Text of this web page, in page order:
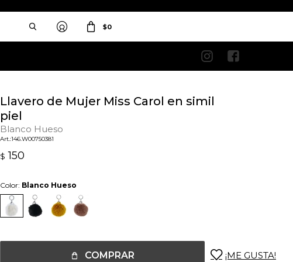
$0
 
Llavero de Mujer Miss Carol en simil
piel
Blanco Hueso
146.W00750381
$ 150
Color: Blanco Hueso
COMPRAR